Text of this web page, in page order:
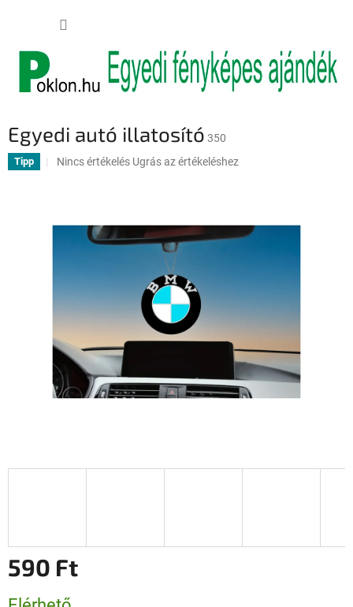
tartalomhoz
Egyedi autó illatosító 350
Tipp
A
Nincs értékelés Ugrás az értékeléshez
590 Ft